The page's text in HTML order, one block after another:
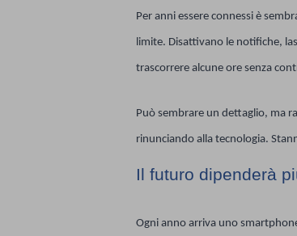
Per anni essere connessi è
limite. Disattivano le notifiche,
trascorrere alcune ore senza
Può sembrare un dettaglio, ma
rinunciando alla tecnologia.
Il futuro dipenderà
Ogni anno arriva uno